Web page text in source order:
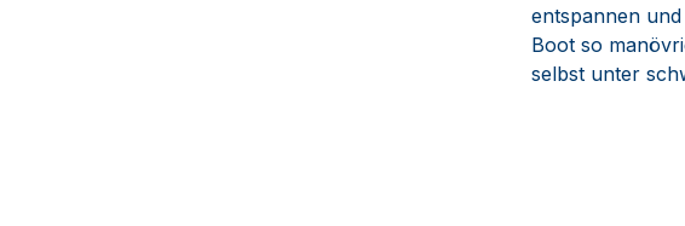
entspannen
Boot so
selbst unter